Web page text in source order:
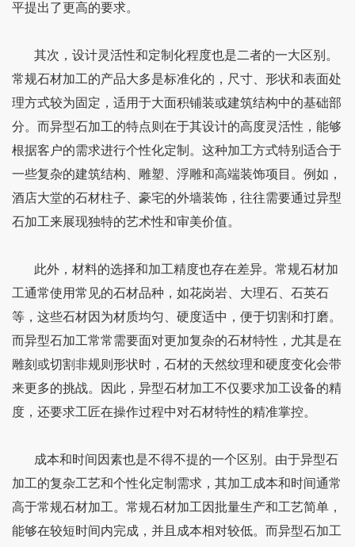
平提出了更高的要求。
其次，设计灵活性和定制化程度也是二者的一大区别。
常规石材加工的产品大多是标准化的，尺寸、形状和表面处
理方式较为固定，适用于大面积铺装或建筑结构中的基础部
分。而异型石加工的特点则在于其设计的高度灵活性，能够
根据客户的需求进行个性化定制。这种加工方式特别适合于
一些复杂的建筑结构、雕塑、浮雕和高端装饰项目。例如，
酒店大堂的石材柱子、豪宅的外墙装饰，往往需要通过异型
石加工来展现独特的艺术性和审美价值。
此外，材料的选择和加工精度也存在差异。常规石材加
工通常使用常见的石材品种，如花岗岩、大理石、石英石
等，这些石材因为材质均匀、硬度适中，便于切割和打磨。
而异型石加工常常需要面对更加复杂的石材特性，尤其是在
雕刻或切割非规则形状时，石材的天然纹理和硬度变化会带
来更多的挑战。因此，异型石材加工不仅要求加工设备的精
度，还要求工匠在操作过程中对石材特性的精准掌控。
成本和时间因素也是不得不提的一个区别。由于异型石
加工的复杂工艺和个性化定制需求，其加工成本和时间通常
高于常规石材加工。常规石材加工因批量生产和工艺简单，
能够在较短时间内完成，并且成本相对较低。而异型石加工